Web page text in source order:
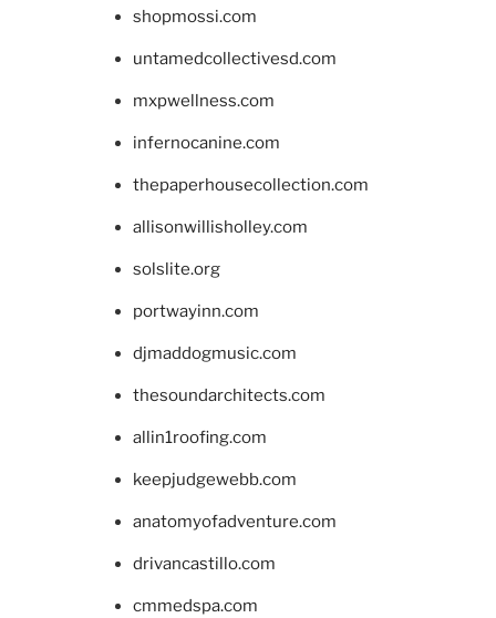
shopmossi.com
untamedcollectivesd.com
mxpwellness.com
infernocanine.com
thepaperhousecollection.com
allisonwillisholley.com
solslite.org
portwayinn.com
djmaddogmusic.com
thesoundarchitects.com
allin1roofing.com
keepjudgewebb.com
anatomyofadventure.com
drivancastillo.com
cmmedspa.com